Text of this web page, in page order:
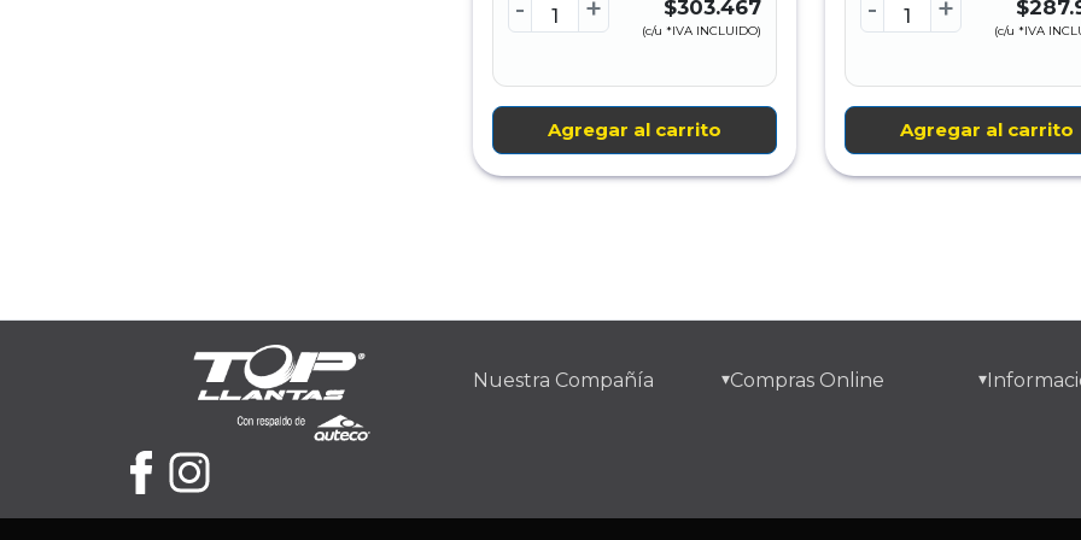
- + $303.467
(c/u *IVA INCLUIDO)
Agregar al carrito
- +
(c/u *IVA
Agregar al carrito
Nuestra Compañía Compras Online